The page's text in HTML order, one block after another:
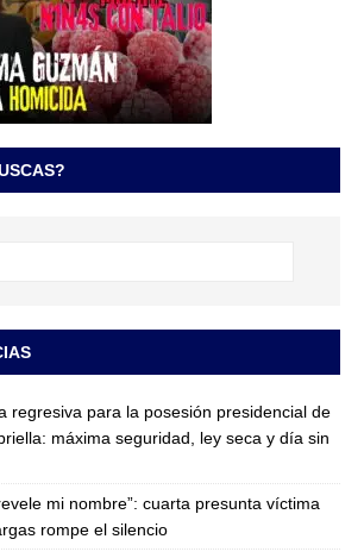
regresiva para la posesión presidencial de
máxima seguridad, ley seca y día sin
mi nombre”: cuarta presunta víctima
rompe el silencio